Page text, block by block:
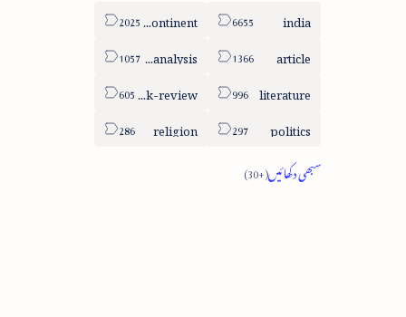
india
sub-continent
article
column-analysis
literature
book-review
politics
religion